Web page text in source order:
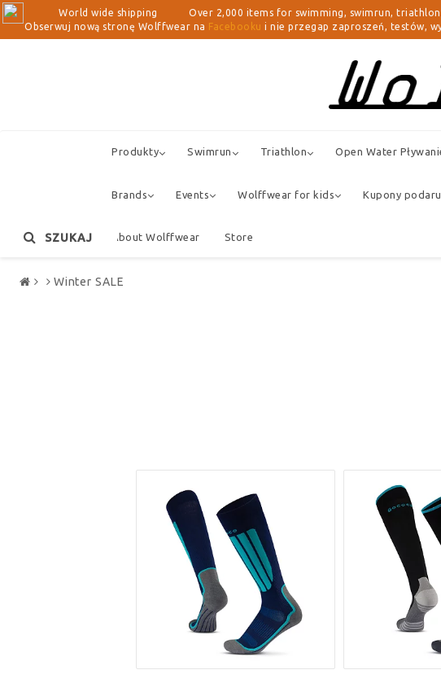
World wide shipping Over 2,000 items for swimming, swimrun, triathlon,
Obserwuj nową stronę Wolffwear na Facebooku i nie przegap zaproszeń, testów,
Produkty Swimrun Triathlon Open Water
Brands Events Wolffwear for kids Kupony
About Wolffwear Store
SZUKAJ
Winter SALE